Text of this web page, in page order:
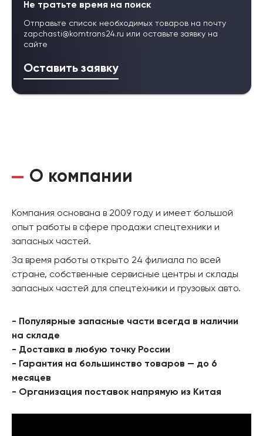
Не тратьте время на поиск
Отправьте список необходимых товаров на почту
zapchasti@komtrans24.ru или оставьте заявку на
сайте
Оставить заявку
О компании
Компания основана в 2009 году и имеет большой
опыт работы в сфере продажи спецтехники и
запасных частей.
За время работы открыто 24 филиала по всей
стране, собственные сервисные центры и склады
запасных частей для спецтехники и грузовых авто.
- Популярные запасные части всегда в наличии
на складе
- Доставка в любую точку России
- Гарантия на большинство товаров — до 6
месяцев
- Организация поставок напрямую из Китая